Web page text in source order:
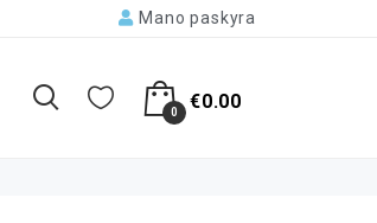
Mano paskyra
0 €0.00